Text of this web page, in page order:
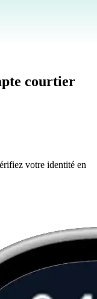
courtier
votre identité en